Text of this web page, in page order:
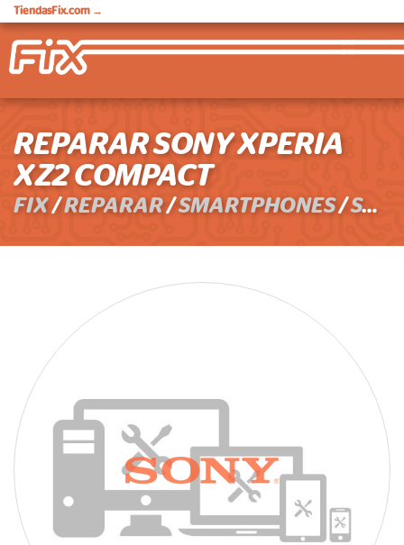
TiendasFix.com →
REPARAR SONY XPERIA
XZ2 COMPACT
FIX/REPARAR/SMARTPHONES/SONY